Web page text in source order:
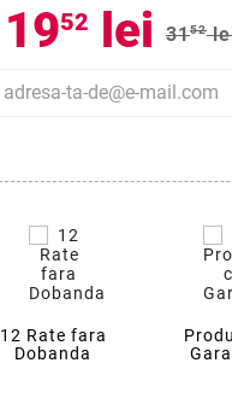
1952 lei 3152
12 Rate fara
Dobanda